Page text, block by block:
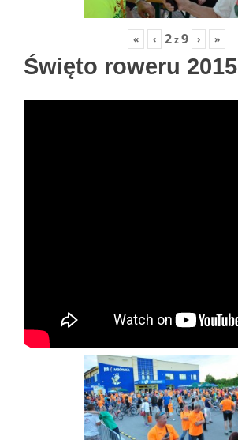
« ‹ 2z9 › »
Święto roweru 2015